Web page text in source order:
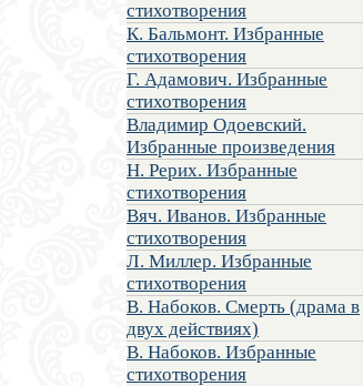
стихотворения
К. Бальмонт. Избранные
стихотворения
Г. Адамович. Избранные
стихотворения
Владимир Одоевский.
Избранные произведения
Н. Рерих. Избранные
стихотворения
Вяч. Иванов. Избранные
стихотворения
Л. Миллер. Избранные
стихотворения
В. Набоков. Смерть (драма в
двух действиях)
В. Набоков. Избранные
стихотворения